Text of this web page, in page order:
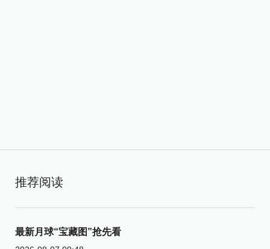
推荐阅读
最新月球“宝藏图”抢先看